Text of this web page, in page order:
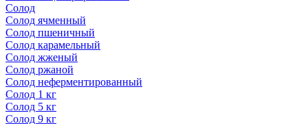
Солод
Солод ячменный
Солод пшеничный
Солод карамельный
Солод жженый
Солод ржаной
Солод неферментированный
Солод 1 кг
Солод 5 кг
Солод 9 кг